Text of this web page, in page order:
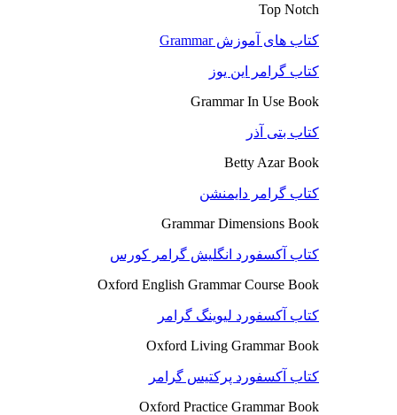
Top Notch
کتاب های آموزش Grammar
کتاب گرامر این یوز
Grammar In Use Book
کتاب بتی آذر
Betty Azar Book
کتاب گرامر دایمنشن
Grammar Dimensions Book
کتاب آکسفورد انگلیش گرامر کورس
Oxford English Grammar Course Book
کتاب آکسفورد لیوینگ گرامر
Oxford Living Grammar Book
کتاب آکسفورد پرکتیس گرامر
Oxford Practice Grammar Book